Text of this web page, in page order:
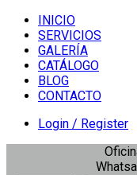
INICIO
SERVICIOS
GALERÍA
CATÁLOGO
BLOG
CONTACTO
Login / Register